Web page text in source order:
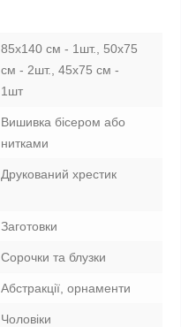
85х140 см - 1шт., 50х75
см - 2шт., 45х75 см -
1шт
Вишивка бісером або
нитками
Друкований хрестик
Заготовки
Сорочки та блузки
Абстракції, орнаменти
Чоловіки